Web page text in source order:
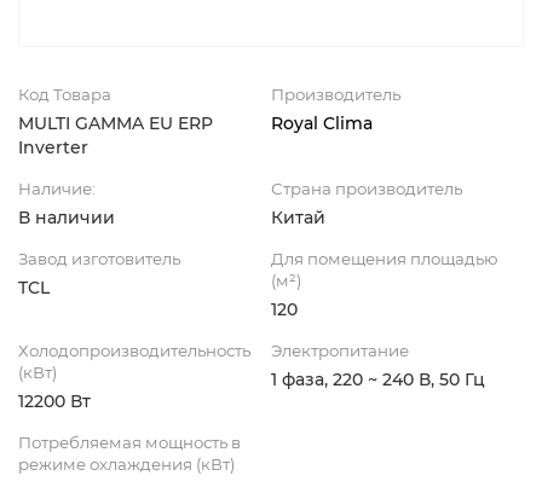
Код Товара
MULTI GAMMA EU ERP
Inverter
Производитель
Royal Clima
Наличие:
В наличии
Страна производитель
Китай
Завод изготовитель
TCL
Для помещения площадью
(м²)
120
Холодопроизводительность
(кВт)
12200 Вт
Электропитание
1 фаза, 220 ~ 240 В, 50 Гц
Потребляемая мощность в
режиме охлаждения (кВт)